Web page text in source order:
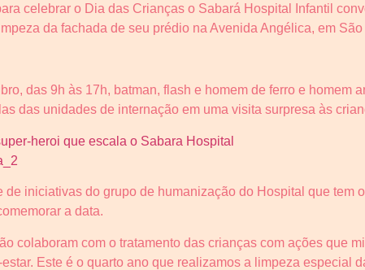
celebrar o Dia das Crianças o Sabará Hospital Infantil
da fachada de seu prédio na Avenida Angélica, em
das 9h às 17h, batman, flash e homem de ferro e homem
das unidades de internação em uma visita surpresa às
de iniciativas do grupo de humanização do Hospital que tem
a data.
colaboram com o tratamento das crianças com ações que
Este é o quarto ano que realizamos a limpeza especial